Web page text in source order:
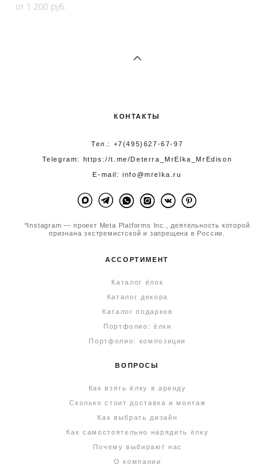
от 1 200 pуб.
КОНТАКТЫ
Тел.: +7(495)627-67-97
Telegram: https://t.me/Deterra_MrElka_MrEdison
E-mail: info@mrelka.ru
*Instagram — проект Meta Platforms Inc., деятельность которой
признана экстремистской и запрещена в России.
АССОРТИМЕНТ
Каталог ёлок
Каталог декора
Каталог подарков
Портфолио: ёлки
Портфолио: композиции
ВОПРОСЫ
Как взять ёлку в аренду
Сколько стоит доставка и монтаж
Как выбрать дизайн
Как самостоятельно нарядить ёлку
Почему выбирают нас
О компании